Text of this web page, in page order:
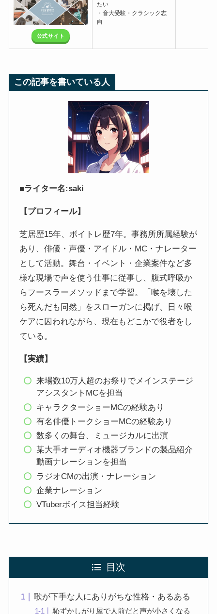
公式サイト
たい
・音大受験・クラシック志
向
この記事を書いている人
■ライター名:saki
【プロフィール】
芝居歴15年、ボイトレ歴7年。事務所所属経験が
あり、俳優・声優・アイドル・MC・ナレーター
として活動。舞台・イベント・企業案件など多
様な現場で声を使う仕事に従事し、腹式呼吸か
らフースラーメソッドまで学習。「喉を壊した
ら死んだも同然」をスローガンに掲げ、日々喉
ケアに囚われながら、現在もどこかで役者をし
ている。
【実績】
来場数10万人超のお祭りでメインステージ
アシスタントMCを担当
キャラクターショーMCの経験あり
有名俳優トークショーMCの経験あり
数多くの舞台、ミュージカルに出演
某大手オーディオ機器ブランドの製品紹介
動画ナレーションを担当
ラジオCMの出演・ナレーション
企業ナレーション
VTuberボイス担当経験
目次
歌が下手な人にありがちな性格・あるある
恥ずかしがり屋で人前だと声が小さくなる